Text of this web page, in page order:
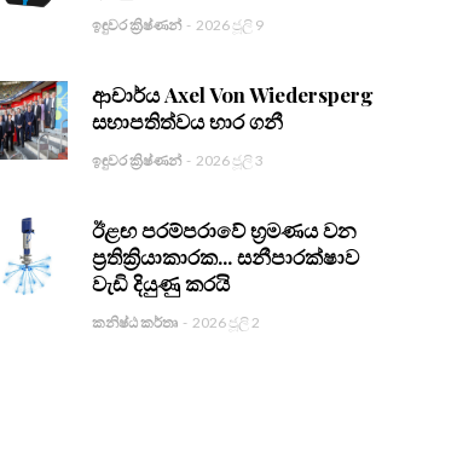
ඉඳුවර ක්‍රිෂ්ණන් - 2026 ජූලි 9
ආචාර්ය Axel Von Wiedersperg
සභාපතිත්වය භාර ගනී
ඉඳුවර ක්‍රිෂ්ණන් - 2026 ජූලි 3
ඊළඟ පරම්පරාවේ භ්‍රමණය වන
ප්‍රතික්‍රියාකාරක... සනීපාරක්ෂාව
වැඩි දියුණු කරයි
කනිෂ්ඨ කර්තෘ - 2026 ජූලි 2